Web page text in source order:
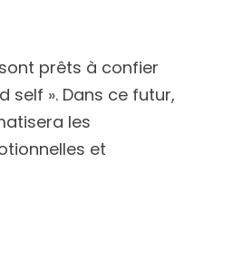
prêts à confier
self ». Dans ce futur,
les
et